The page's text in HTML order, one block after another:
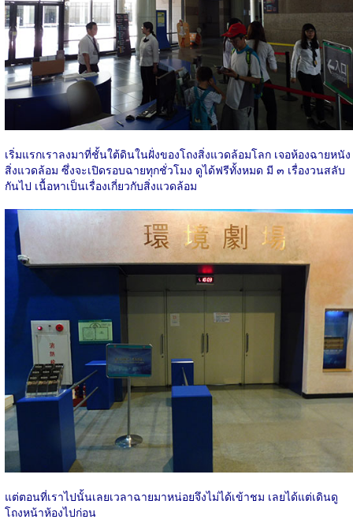
เริ่มแรกเราลงมาที่ชั้นใต้ดินในฝั่งของโถงสิ่งแวดล้อมโลก เจอห้องฉายหนัง
สิ่งแวดล้อม ซึ่งจะเปิดรอบฉายทุกชั่วโมง ดูได้ฟรีทั้งหมด มี ๓ เรื่องวนสลับ
กันไป เนื้อหาเป็นเรื่องเกี่ยวกับสิ่งแวดล้อม
แต่ตอนที่เราไปนั้นเลยเวลาฉายมาหน่อยจึงไม่ได้เข้าชม เลยได้แต่เดินดู
โถงหน้าห้องไปก่อน